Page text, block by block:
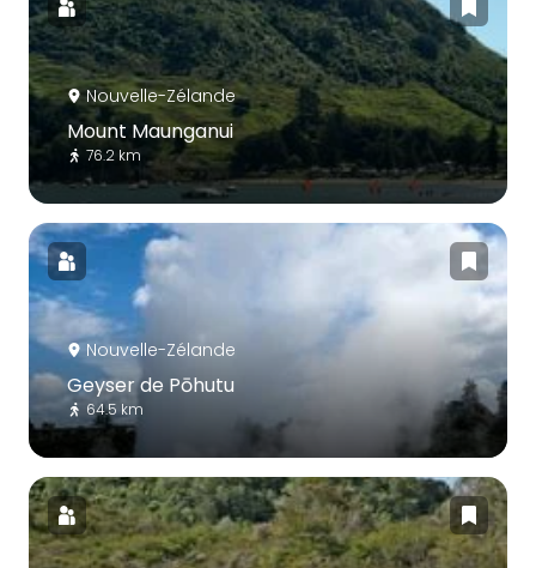
Nouvelle-Zélande
Mount Maunganui
76.2 km
Nouvelle-Zélande
Geyser de Pōhutu
64.5 km